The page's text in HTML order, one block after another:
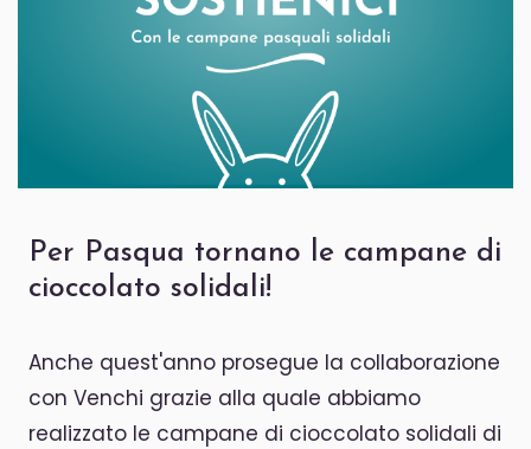
Per Pasqua tornano le campane di
cioccolato solidali!
Anche quest'anno prosegue la collaborazione
con Venchi grazie alla quale abbiamo
realizzato le campane di cioccolato solidali di